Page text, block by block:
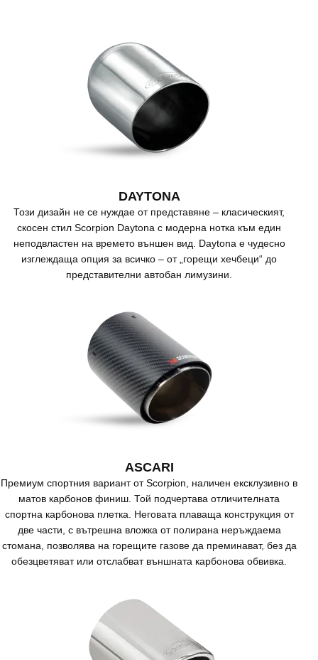
DAYTONA
Този дизайн не се нуждае от представяне – класическият,
скосен стил Scorpion Daytona с модерна нотка към един
неподвластен на времето външен вид. Daytona е чудесно
изглеждаща опция за всичко – от „горещи хечбеци“ до
представителни автобан лимузини.
ASCARI
Премиум спортния вариант от Scorpion, наличен ексклузивно в
матов карбонов финиш. Той подчертава отличителната
спортна карбонова плетка. Неговата плаваща конструкция от
две части, с вътрешна вложка от полирана неръждаема
стомана, позволява на горещите газове да преминават, без да
обезцветяват или отслабват външната карбонова обвивка.